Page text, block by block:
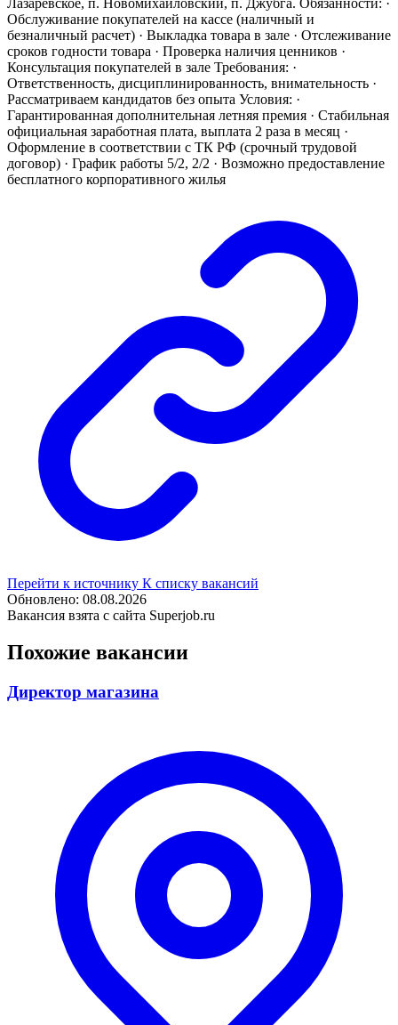
Обслуживание покупателей на кассе (наличный и
безналичный расчет) · Выкладка товара в зале · Отслеживание
сроков годности товара · Проверка наличия ценников ·
Консультация покупателей в зале Требования: ·
Ответственность, дисциплинированность, внимательность ·
Рассматриваем кандидатов без опыта Условия: ·
Гарантированная дополнительная летняя премия · Стабильная
официальная заработная плата, выплата 2 раза в месяц ·
Оформление в соответствии с ТК РФ (срочный трудовой
договор) · График работы 5/2, 2/2 · Возможно предоставление
бесплатного корпоративного жилья
Перейти к источнику К списку вакансий
Обновлено: 08.08.2026
Вакансия взята с сайта Superjob.ru
Похожие вакансии
Директор магазина